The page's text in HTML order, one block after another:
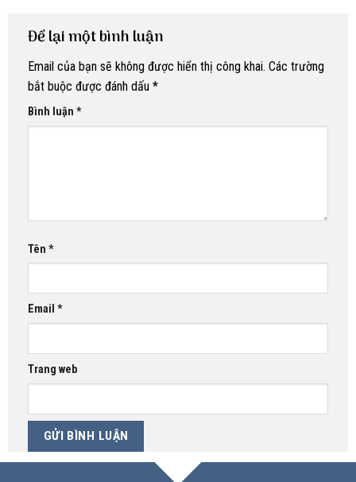
Để lại một bình luận
Email của bạn sẽ không được hiển thị công khai. Các trường
bắt buộc được đánh dấu *
Bình luận *
Tên *
Email *
Trang web